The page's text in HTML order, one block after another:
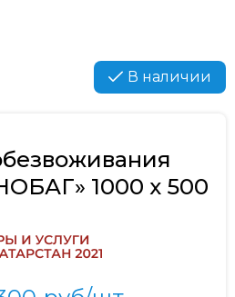
В наличии
1000 х 500